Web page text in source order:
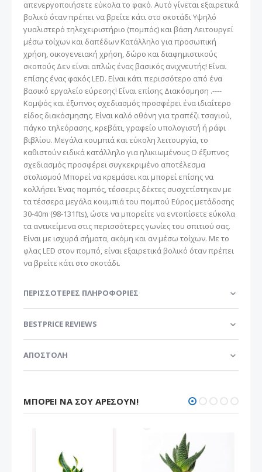
απενεργοποιήσετε εύκολα το φακό. Αυτό γίνεται εξαιρετικά
βολικό όταν πρέπει να βρείτε κάτι στο σκοτάδι Υψηλό
γυαλιστερό τηλεχειριστήριο (πομπός) και βάση Λειτουργεί
μέσω τοίχων και δαπέδων Κατάλληλο για προσωπική
χρήση, οικογενειακή χρήση, δώρο και διαφημιστικούς
σκοπούς Δεν είναι απλώς ένας βασικός ανιχνευτής! Είναι
επίσης ένας φακός LED. Είναι κάτι περισσότερο από ένα
βασικό εργαλείο εύρεσης! Είναι επίσης Διακόσμηση .----
Κομψός και έξυπνος σχεδιασμός προσφέρει ένα ιδιαίτερο
είδος διακόσμησης. Είναι καλό οθόνη για τραπέζι τσαγιού,
πάγκο τηλεόρασης, κρεβάτι, γραφείο υπολογιστή ή ράφι
βιβλίου. Μεγάλα κουμπιά και εύκολη λειτουργία, το
καθιστούν ειδικά κατάλληλο για ηλικιωμένους Ο έξυπνος
σχεδιασμός προσφέρει συγκεκριμένο αποτέλεσμα
στολισμού Μπορεί να κρεμάσει και μπορεί επίσης να
κολλήσει Ένας πομπός, τέσσερις δέκτες συσχετίστηκαν με
τα τέσσερα μεγάλα κουμπιά του πομπού Εύρος μετάδοσης
30-40m (98-131fts), ώστε να μπορείτε να εντοπίσετε εύκολα
τα αντικείμενα στις περισσότερες γωνίες του σπιτιού σας.
Είναι με ισχυρά σήματα, ακόμη και αν μέσω τοίχων. Με το
φλας LED στον πομπό, είναι εξαιρετικά βολικό όταν πρέπει
να βρείτε κάτι στο σκοτάδι.
ΠΕΡΙΣΣΌΤΕΡΕΣ ΠΛΗΡΟΦΟΡΊΕΣ
BESTPRICE REVIEWS
ΑΠΟΣΤΟΛΗ
ΜΠΟΡΕΊ ΝΑ ΣΟΥ ΑΡΈΣΟΥΝ!